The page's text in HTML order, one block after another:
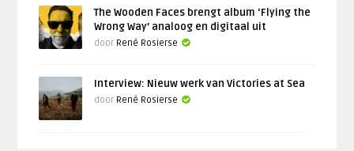
The Wooden Faces brengt album ‘Flying the
Wrong Way’ analoog en digitaal uit
door René Rosierse
Interview: Nieuw werk van Victories at Sea
door René Rosierse